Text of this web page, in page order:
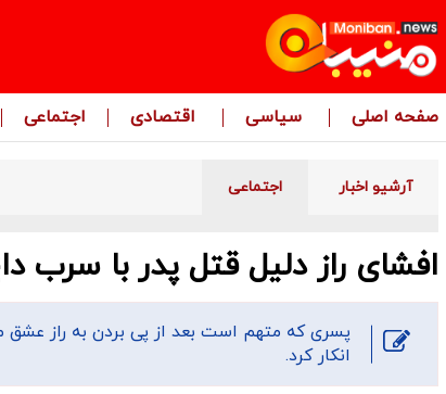
صفحه اصلی سیاسی اقتصادی اجتماعی
آرشیو اخبار اجتماعی
افشای راز دلیل قتل پدر با سرب
پسری که متهم است بعد از پی بردن به راز عشق
انکار کرد.